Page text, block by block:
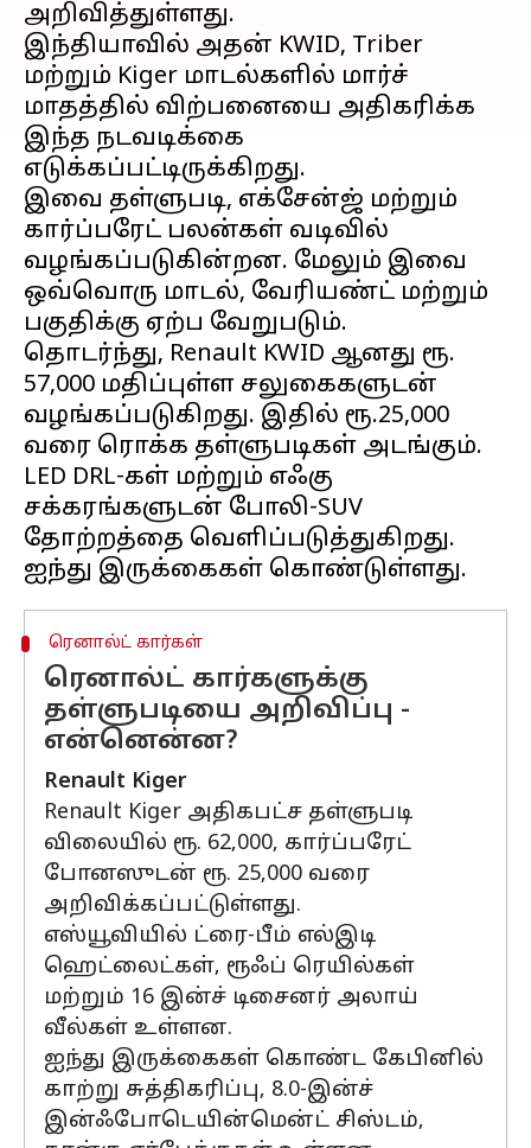
அறிவித்துள்ளது.
இந்தியாவில் அதன் KWID, Triber
மற்றும் Kiger மாடல்களில் மார்ச்
மாதத்தில் விற்பனையை அதிகரிக்க
இந்த நடவடிக்கை
எடுக்கப்பட்டிருக்கிறது.
இவை தள்ளுபடி, எக்சேன்ஜ் மற்றும்
கார்ப்பரேட் பலன்கள் வடிவில்
வழங்கப்படுகின்றன. மேலும் இவை
ஒவ்வொரு மாடல், வேரியண்ட் மற்றும்
பகுதிக்கு ஏற்ப வேறுபடும்.
தொடர்ந்து, Renault KWID ஆனது ரூ.
57,000 மதிப்புள்ள சலுகைகளுடன்
வழங்கப்படுகிறது. இதில் ரூ.25,000
வரை ரொக்க தள்ளுபடிகள் அடங்கும்.
LED DRL-கள் மற்றும் எஃகு
சக்கரங்களுடன் போலி-SUV
தோற்றத்தை வெளிப்படுத்துகிறது.
ரெனால்ட் கார்கள்
ரெனால்ட் கார்களுக்கு
தள்ளுபடியை அறிவிப்பு -
என்னென்ன?
Renault Kiger
Renault Kiger அதிகபட்ச தள்ளுபடி
விலையில் ரூ. 62,000, கார்ப்பரேட்
போனஸுடன் ரூ. 25,000 வரை
அறிவிக்கப்பட்டுள்ளது.
எஸ்யூவியில் ட்ரை-பீம் எல்இடி
ஹெட்லைட்கள், ரூஃப் ரெயில்கள்
மற்றும் 16 இன்ச் டிசைனர் அலாய்
வீல்கள் உள்ளன.
ஐந்து இருக்கைகள் கொண்ட கேபினில்
காற்று சுத்திகரிப்பு, 8.0-இன்ச்
இன்ஃபோடெயின்மென்ட் சிஸ்டம்,